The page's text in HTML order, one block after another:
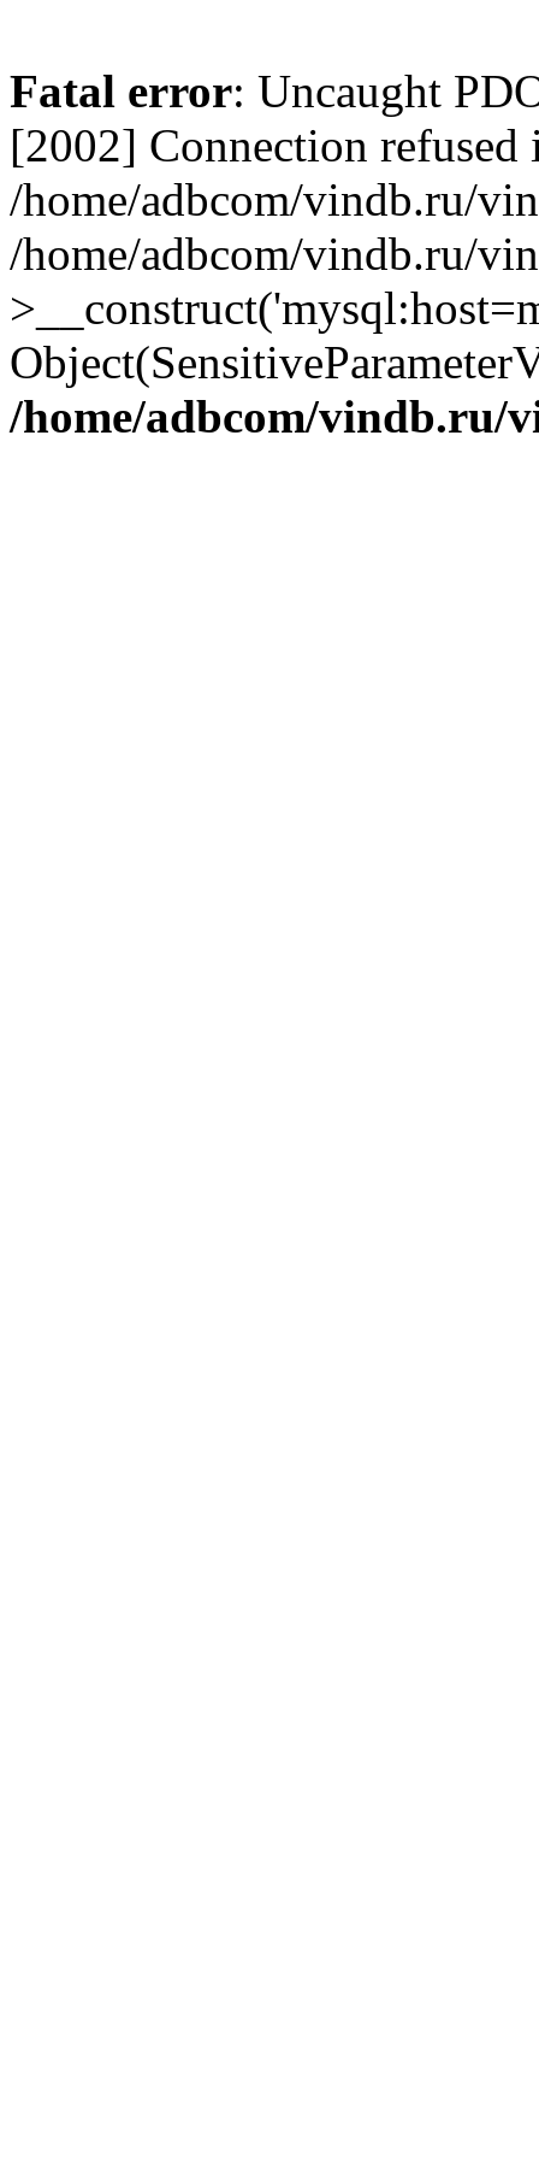
Fatal error: Uncaught
[2002] Connection refused
/home/adbcom/vindb.ru/
/home/adbcom/vindb.ru/
/home/adbcom/vindb.ru/